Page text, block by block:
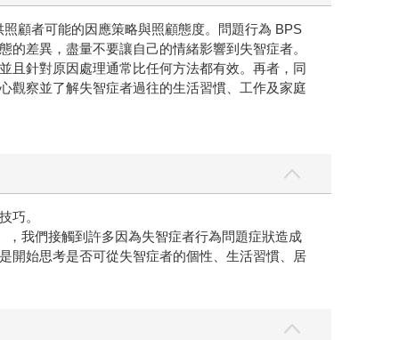
顧者可能的因應策略與照顧態度。問題行為 BPS
差異，盡量不要讓自己的情緒影響到失智症者。
且針對原因處理通常比任何方法都有效。再者，同
觀察並了解失智症者過往的生活習慣、工作及家庭
巧。
我們接觸到許多因為失智症者行為問題症狀造成
開始思考是否可從失智症者的個性、生活習慣、居